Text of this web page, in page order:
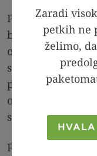
Po nekaj
bučk s papirnato
odvečno vodo.
smo ga prej
prijeli. To bo
odstranjevanje
se prilepile na
Pečico
Zaradi
petkih ne
želimo,